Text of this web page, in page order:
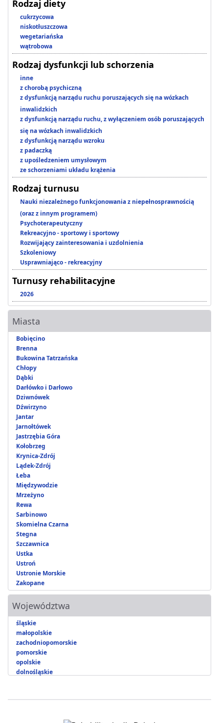
Rodzaj diety
cukrzycowa
niskotłuszczowa
wegetariańska
wątrobowa
Rodzaj dysfunkcji lub schorzenia
inne
z chorobą psychiczną
z dysfunkcją narządu ruchu poruszających się na wózkach
inwalidzkich
z dysfunkcją narządu ruchu, z wyłączeniem osób poruszających
się na wózkach inwalidzkich
z dysfunkcją narządu wzroku
z padaczką
z upośledzeniem umysłowym
ze schorzeniami układu krążenia
Rodzaj turnusu
Nauki niezależnego funkcjonowania z niepełnosprawnością
(oraz z innym programem)
Psychoterapeutyczny
Rekreacyjno - sportowy i sportowy
Rozwijający zainteresowania i uzdolnienia
Szkoleniowy
Usprawniająco - rekreacyjny
Turnusy rehabilitacyjne
2026
Miasta
Bobięcino
Brenna
Bukowina Tatrzańska
Chłopy
Dąbki
Darłówko i Darłowo
Dziwnówek
Dźwirzyno
Jantar
Jarnołtówek
Jastrzębia Góra
Kołobrzeg
Krynica-Zdrój
Lądek-Zdrój
Łeba
Międzywodzie
Mrzeżyno
Rewa
Sarbinowo
Skomielna Czarna
Stegna
Szczawnica
Ustka
Ustroń
Ustronie Morskie
Zakopane
Województwa
śląskie
małopolskie
zachodniopomorskie
pomorskie
opolskie
dolnośląskie